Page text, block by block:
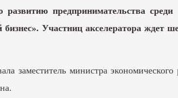
предпринимательства
Участниц акселератора ждет
заместитель министра